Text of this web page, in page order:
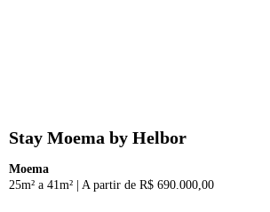
Stay Moema by Helbor
Moema
25m² a 41m²
A partir de R$ 690.000,00